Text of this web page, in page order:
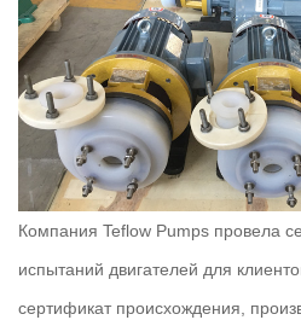
Компания Teflow Pumps провела
испытаний двигателей для
сертификат происхождения,